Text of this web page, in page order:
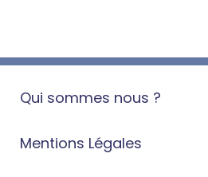
Qui sommes nous ?
Mentions Légales